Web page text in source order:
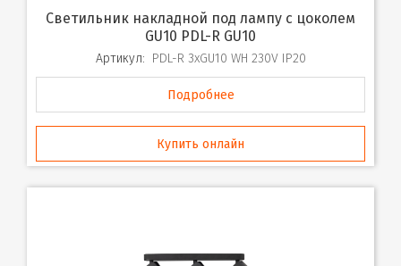
Светильник накладной под лампу с цоколем
GU10 PDL-R GU10
Артикул: PDL-R 3xGU10 WH 230V IP20
Подробнее
Купить онлайн